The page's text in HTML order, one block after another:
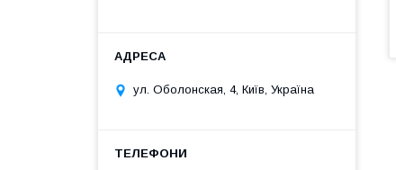
ул. Оболонская, 4, Київ, Україна